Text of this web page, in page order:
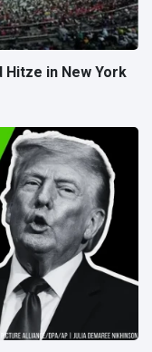
Hitze in New York